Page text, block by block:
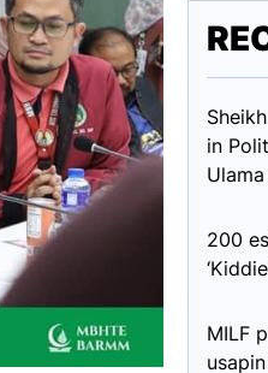
in
200
MILF